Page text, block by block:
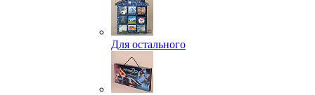
Для остального